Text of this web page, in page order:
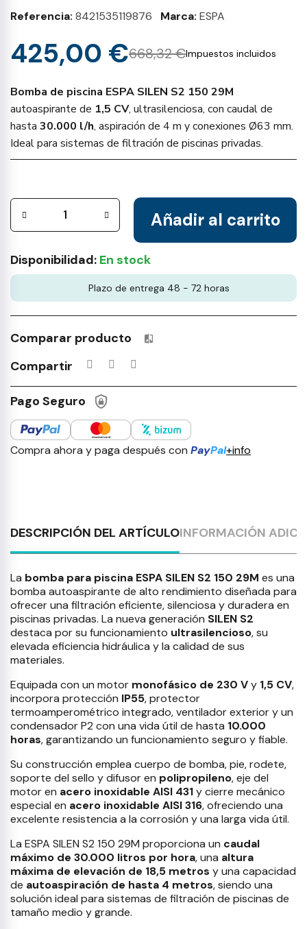
Referencia 8421535119876 Marca ESPA
668,32 €
425,00 € Impuestos incluidos
Bomba de piscina ESPA SILEN S2 150 29M
autoaspirante de 1,5 CV, ultrasilenciosa, con caudal de
hasta 30.000 l/h, aspiración de 4 m y conexiones Ø63 mm.
Ideal para sistemas de filtración de piscinas privadas.
Añadir al carrito
Disponibilidad: En stock
Plazo de entrega 48 - 72 horas
Comparar producto Productos incluidos en tu lista
Compartir
Pago Seguro
Compra ahora y paga después con PayPal+info
DESCRIPCIÓN DEL ARTÍCULOINFORMACIÓN
La bomba para piscina ESPA SILEN S2 150 29M es una
bomba autoaspirante de alto rendimiento diseñada para
ofrecer una filtración eficiente, silenciosa y duradera en
piscinas privadas. La nueva generación SILEN S2
destaca por su funcionamiento ultrasilencioso, su
elevada eficiencia hidráulica y la calidad de sus
materiales.
Equipada con un motor monofásico de 230 Vy 1,5 CV,
incorpora protección IP55, protector
termoamperométrico integrado, ventilador exterior y un
condensador P2 con una vida útil de hasta 10.000
horas, garantizando un funcionamiento seguro y fiable.
Su construcción emplea cuerpo de bomba, pie, rodete,
soporte del sello y difusor en polipropileno, eje del
motor en acero inoxidable AISI 431y cierre mecánico
especial en acero inoxidable AISI 316, ofreciendo una
excelente resistencia a la corrosión y una larga vida útil.
La ESPA SILEN S2 150 29M proporciona un caudal
máximo de 30.000 litros por hora, una altura
máxima de elevación de 18,5 metros y una capacidad
de autoaspiración de hasta 4 metros, siendo una
solución ideal para sistemas de filtración de piscinas de
tamaño medio y grande.